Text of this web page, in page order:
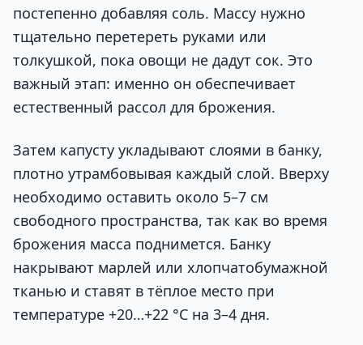
постепенно добавляя соль. Массу нужно
тщательно перетереть руками или
толкушкой, пока овощи не дадут сок. Это
важный этап: именно он обеспечивает
естественный рассол для брожения.
Затем капусту укладывают слоями в банку,
плотно утрамбовывая каждый слой. Вверху
необходимо оставить около 5–7 см
свободного пространства, так как во время
брожения масса поднимется. Банку
накрывают марлей или хлопчатобумажной
тканью и ставят в тёплое место при
температуре +20…+22 °C на 3–4 дня.